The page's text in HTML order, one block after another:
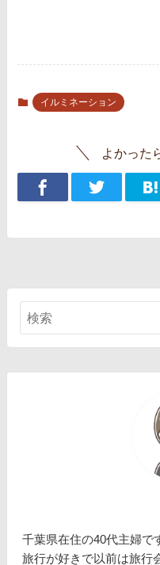
イルミネーション
よかった
千葉県在住の40代主婦で
旅行が好きで以前は旅行